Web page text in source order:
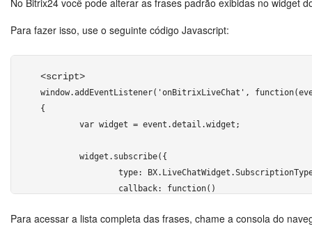
			{
				"VALUE" : "rodrigo@pereira.com.br",
				"DISPLAY" : "LINE",
			},
			{
				"NAME" : "Código do cliente",
				"VALUE" : "12234",
				"DISPLAY" : "LINE"
			{
				"VALUE": location.hostname,
Para fazer isso, use o seguinte código Javascript:
<script>
window.addEventListener('onBitrixLiveChat',
{
			widget.addLocalize({VARIÁVEL_DA_FRASE: 'Novo texto'});
Para acessar a lista completa das frases, chame a consola do